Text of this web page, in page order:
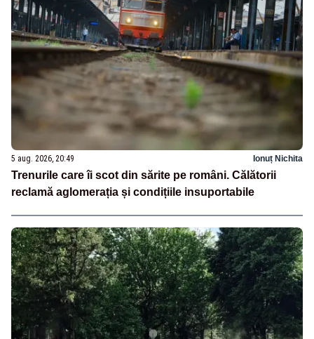
5 aug. 2026, 20:49 Ionuț Nichita
Trenurile care îi scot din sărite pe români. Călătorii
reclamă aglomerația și condițiile insuportabile